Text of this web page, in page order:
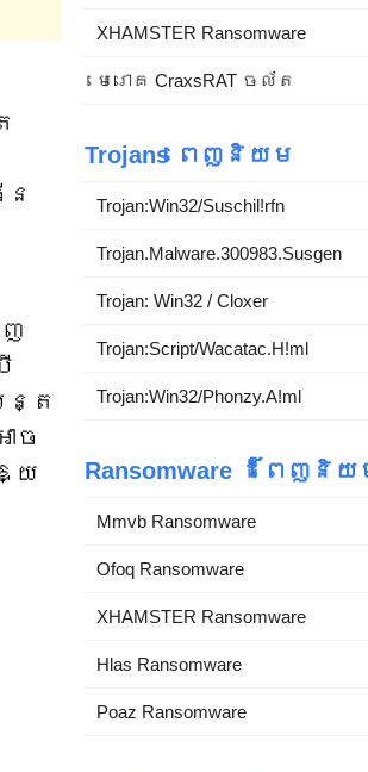
ន
ន្ត
ច
យ​
XHAMSTER Ransomware
មេរោគ CraxsRAT ចល័ត
Trojans ពេញនិយម
Trojan:Win32/Suschil!rfn
Trojan.Malware.300983.Susgen
Trojan: Win32 / Cloxer
Trojan:Script/Wacatac.H!ml
Trojan:Win32/Phonzy.A!ml
Ransomware ដ៏ពេញនិយ
Mmvb Ransomware
Ofoq Ransomware
XHAMSTER Ransomware
Hlas Ransomware
Poaz Ransomware